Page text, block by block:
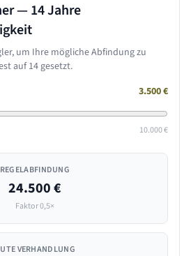
—14 Jahre
um Ihre mögliche Abfindung zu
auf14gesetzt.
3.500€
10.000 €
REGELABFINDUNG
24.500 €
Faktor 0,5×
VERHANDLUNG